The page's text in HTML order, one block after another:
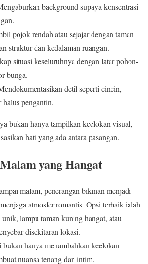
background supaya konsentrasi
pojok rendah atau sejajar dengan taman
struktur dan kedalaman ruangan.
situasi keseluruhnya dengan latar pohon-
bunga.
detil seperti cincin,
halus pengantin.
bukan hanya tampilkan keelokan visual,
hati yang ada antara pasangan.
yang Hangat
malam, penerangan bikinan menjadi
atmosfer romantis. Opsi terbaik ialah
lampu taman kuning hangat, atau
disekitaran lokasi.
bukan hanya menambahkan keelokan
nuansa tenang dan intim.